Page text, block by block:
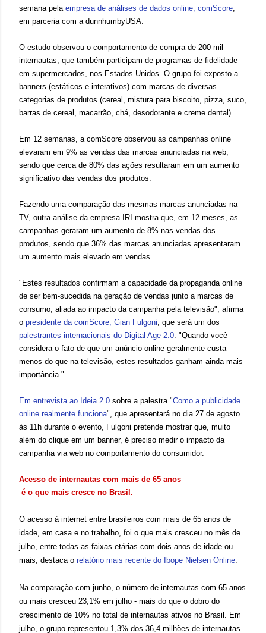
semana pela empresa de análises de dados online, comScore
em parceria com a dunnhumbyUSA.
O estudo observou o comportamento de compra de 200 mil
internautas, que também participam de programas de fidelidade
em supermercados, nos Estados Unidos. O grupo foi exposto a
banners (estáticos e interativos) com marcas de diversas
categorias de produtos (cereal, mistura para biscoito, pizza, suco,
barras de cereal, macarrão, chá, desodorante e creme dental).
Em 12 semanas, a comScore observou as campanhas online
elevaram em 9% as vendas das marcas anunciadas na web,
sendo que cerca de 80% das ações resultaram em um aumento
significativo das vendas dos produtos.
Fazendo uma comparação das mesmas marcas anunciadas na
TV, outra análise da empresa IRI mostra que, em 12 meses, as
campanhas geraram um aumento de 8% nas vendas dos
produtos, sendo que 36% das marcas anunciadas apresentaram
um aumento mais elevado em vendas.
"Estes resultados confirmam a capacidade da propaganda online
de ser bem-sucedida na geração de vendas junto a marcas de
consumo, aliada ao impacto da campanha pela televisão", afirma
o presidente da comScore, Gian Fulgoni , que será um dos
palestrantes internacionais do Digital Age 2.0 . "Quando você
considera o fato de que um anúncio online geralmente custa
menos do que na televisão, estes resultados ganham ainda mais
importância."
Em entrevista ao Ideia 2.0 sobre a palestra "Como a publicidade
online realmente funciona", que apresentará no dia 27 de agosto
às 11h durante o evento, Fulgoni pretende mostrar que, muito
além do clique em um banner, é preciso medir o impacto da
campanha via web no comportamento do consumidor.
Acesso de internautas com mais de 65 anos
é o que mais cresce no Brasil.
O acesso à internet entre brasileiros com mais de 65 anos de
idade, em casa e no trabalho, foi o que mais cresceu no mês de
julho, entre todas as faixas etárias com dois anos de idade ou
mais, destaca o relatório mais recente do Ibope Nielsen Online
Na comparação com junho, o número de internautas com 65 anos
ou mais cresceu 23,1% em julho - mais do que o dobro do
crescimento de 10% no total de internautas ativos no Brasil. Em
julho, o grupo representou 1,3% dos 36,4 milhões de internautas